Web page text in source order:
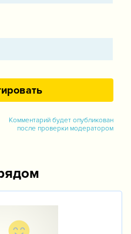
Комментарий будет опубликован
после проверки модератором